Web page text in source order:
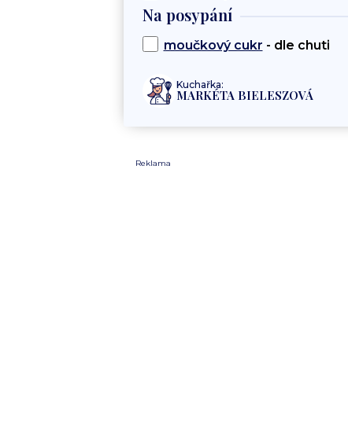
Na posypání
moučkový cukr - dle chuti
Kuchařka:
MARKÉTA BIELESZOVÁ
Reklama